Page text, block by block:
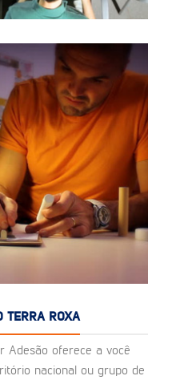
TERRA ROXA
Adesão oferece a você
nacional ou grupo de